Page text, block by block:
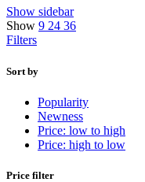
Show sidebar
Show 9 24 36
Filters
Sort by
Popularity
Newness
Price: low to high
Price: high to low
Price filter